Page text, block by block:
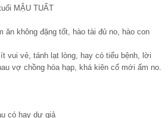
MẬU TUẤT
ăn không đặng tốt, hào tài đủ no, hào con
vui vẻ, tánh lạt lòng, hay có tiểu bệnh, lời
vợ chồng hòa hạp, khá kiên cố mới ấm no.
có hay dư giả